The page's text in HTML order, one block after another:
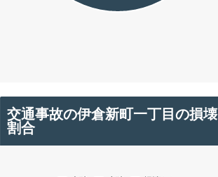
交通事故の伊倉新町一丁目の損壊
割合